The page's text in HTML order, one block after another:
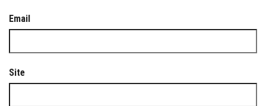
Email
Site